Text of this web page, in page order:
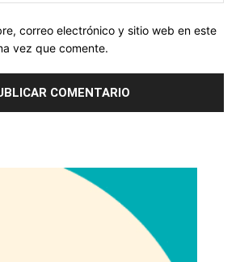
correo electrónico y sitio web en este
vez que comente.